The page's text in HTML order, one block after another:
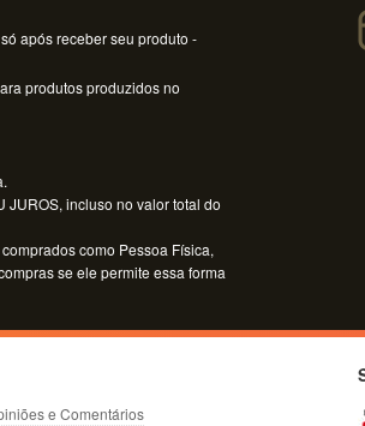
após receber seu produto -
produtos produzidos no
JUROS, incluso no valor total do
como Pessoa Física,
se ele permite essa forma
e Comentários